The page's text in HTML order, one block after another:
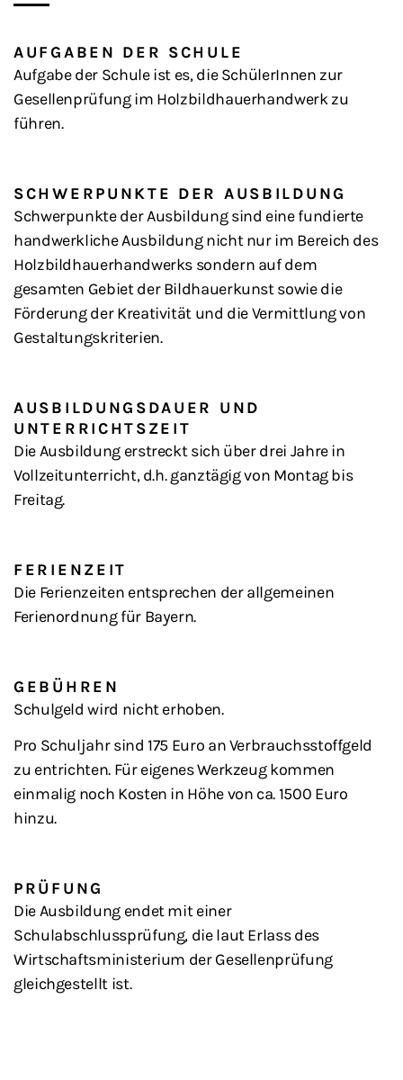
AUFGABEN DER SCHULE
Aufgabe der Schule ist es, die SchülerInnen zur
Gesellenprüfung im Holzbildhauerhandwerk zu
führen.
SCHWERPUNKTE DER AUSBILDUNG
Schwerpunkte der Ausbildung sind eine fundierte
handwerkliche Ausbildung nicht nur im Bereich des
Holzbildhauerhandwerks sondern auf dem
gesamten Gebiet der Bildhauerkunst sowie die
Förderung der Kreativität und die Vermittlung von
Gestaltungskriterien.
AUSBILDUNGSDAUER UND
UNTERRICHTSZEIT
Die Ausbildung erstreckt sich über drei Jahre in
Vollzeitunterricht, d.h. ganztägig von Montag bis
Freitag.
FERIENZEIT
Die Ferienzeiten entsprechen der allgemeinen
Ferienordnung für Bayern.
GEBÜHREN
Schulgeld wird nicht erhoben.
Pro Schuljahr sind 175 Euro an Verbrauchsstoffgeld
zu entrichten. Für eigenes Werkzeug kommen
einmalig noch Kosten in Höhe von ca. 1500 Euro
hinzu.
PRÜFUNG
Die Ausbildung endet mit einer
Schulabschlussprüfung, die laut Erlass des
Wirtschaftsministerium der Gesellenprüfung
gleichgestellt ist.